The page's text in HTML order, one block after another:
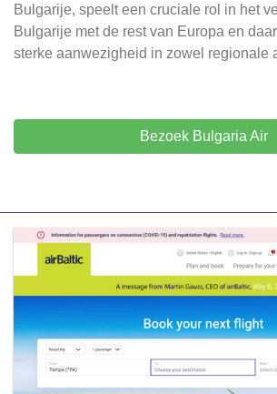
Bulgarije, speelt een cruciale rol in het
Bulgarije met de rest van Europa en
sterke aanwezigheid in zowel regionale
Bezoek Bulgaria Air